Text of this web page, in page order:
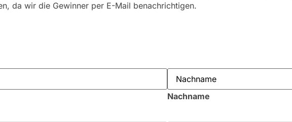
da wir die Gewinner per E-Mail benachrichtigen.
Nachname